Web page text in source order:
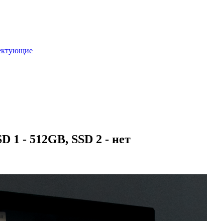
1 - 512GB, SSD 2 - нет